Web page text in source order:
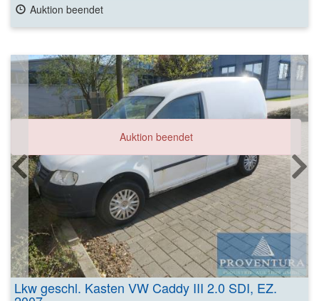
Auktion beendet
Auktion beendet
Lkw geschl. Kasten VW Caddy III 2.0 SDI, EZ.